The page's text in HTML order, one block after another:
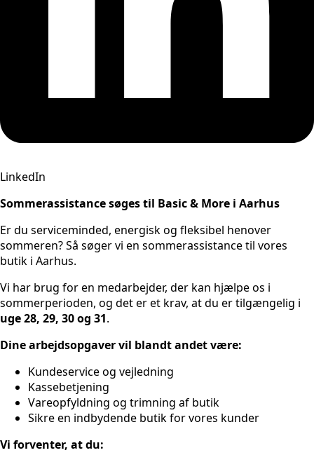
LinkedIn
Sommerassistance søges til Basic & More i Aarhus
Er du serviceminded, energisk og fleksibel henover
sommeren? Så søger vi en sommerassistance til vores
butik i Aarhus.
Vi har brug for en medarbejder, der kan hjælpe os i
sommerperioden, og det er et krav, at du er tilgængelig i
uge 28, 29, 30 og 31.
Dine arbejdsopgaver vil blandt andet være:
Kundeservice og vejledning
Kassebetjening
Vareopfyldning og trimning af butik
Sikre en indbydende butik for vores kunder
Vi forventer, at du: